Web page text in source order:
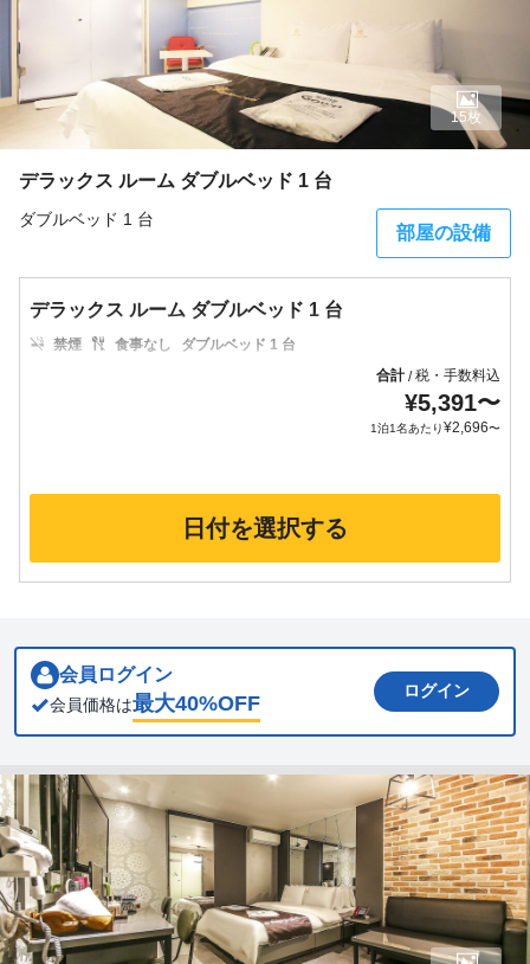
デラックス ルーム ダブルベッド 1 台
ダブルベッド 1 台
部屋の設備
15枚
デラックス ルーム ダブルベッド 1 台
禁煙 食事なし
ダブルベッド 1 台
合計/税・手数料込
¥5,391〜
1泊1名あたり¥2,696〜
日付を選択する
会員ログイン
会員価格は最大40%OFF
ログイン